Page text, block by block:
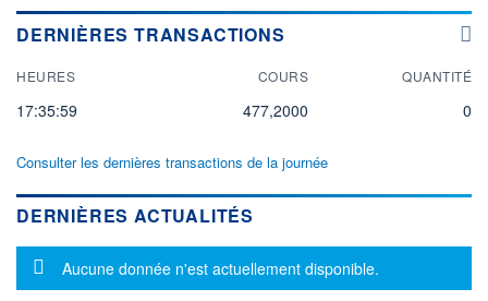
DERNIÈRES TRANSACTIONS
HEURES COURS QUANTITÉ
17:35:59 477,2000 0
Consulter les dernières transactions de la journée
DERNIÈRES ACTUALITÉS
Message d'information
Aucune donnée n'est actuellement disponible.